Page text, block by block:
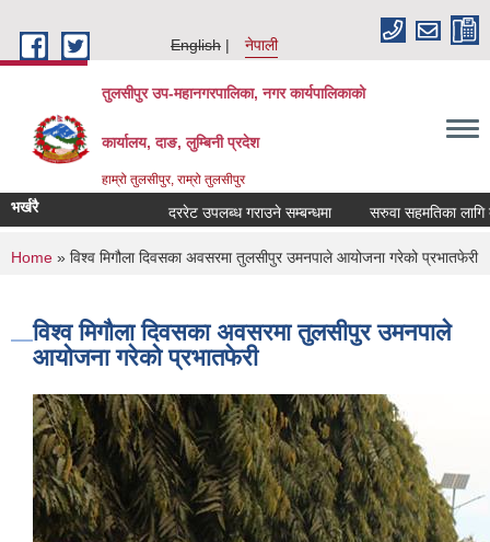
English
नेपाली
तुलसीपुर उप-महानगरपालिका, नगर कार्यपालिकाको
कार्यालय, दाङ, लुम्बिनी प्रदेश
हाम्रो तुलसीपुर, राम्रो तुलसीपुर
भर्खरै दररेट उपलब्ध गराउने सम्बन्धमा सरुवा सहमतिका लागि
You are here
Home » विश्व मिगौला दिवसका अवसरमा तुलसीपुर उमनपाले आयोजना गरेको प्रभातफेरी
विश्व मिगौला दिवसका अवसरमा तुलसीपुर उमनपाले
आयोजना गरेको प्रभातफेरी